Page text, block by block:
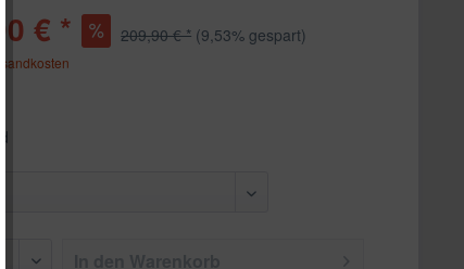
€ * 209,90 € * (9,53% gespart)